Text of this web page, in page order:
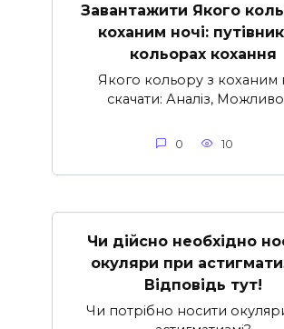
Завантажити Якого
коханим ночі:
кольорах кохання
Якого кольору з коханим
скачати: Аналіз,
0 10
Чи дійсно необхідно
окуляри при
Відповідь тут!
Чи потрібно носити